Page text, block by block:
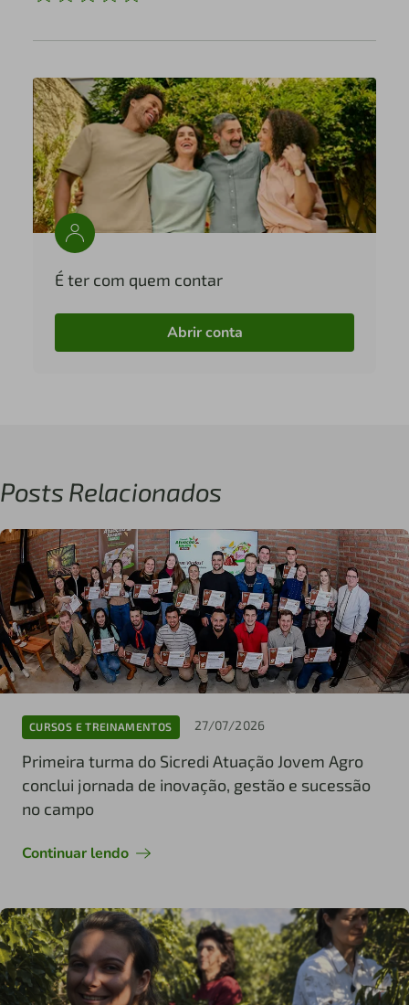
É ter com quem contar
Abrir conta
Posts Relacionados
CURSOS E TREINAMENTOS 27/07/2026
Primeira turma do Sicredi Atuação Jovem Agro
conclui jornada de inovação, gestão e sucessão
no campo
Continuar lendo